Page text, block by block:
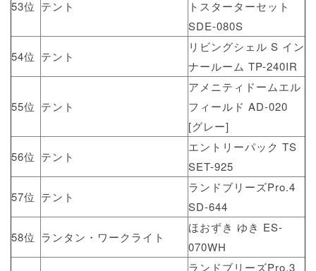
53位 テント
トスターターセット
SDE-080S
54位 テント
リビングシェル S イン
ナールーム TP-240IR
55位 テント
アメニティドームエル
フィールド AD-020
[グレー]
56位 テント
エントリーパック TS
SET-925
57位 テント
ランドブリーズPro.4
SD-644
58位 ランタン・ワークライト
ほおずき ゆき ES-
070WH
ランドブリーズPro.3